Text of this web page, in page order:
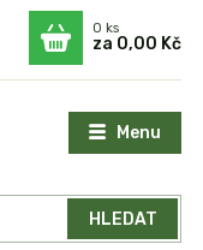
Menu
HLEDAT
0ks
za 0,00 Kč